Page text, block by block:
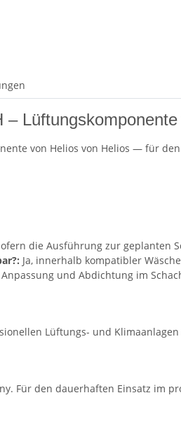
von Helios von Helios — für
die Ausführung zur geplanten
Ja, innerhalb kompatibler
Anpassung und Abdichtung im
Lüftungs- und
Für den dauerhaften Einsatz im